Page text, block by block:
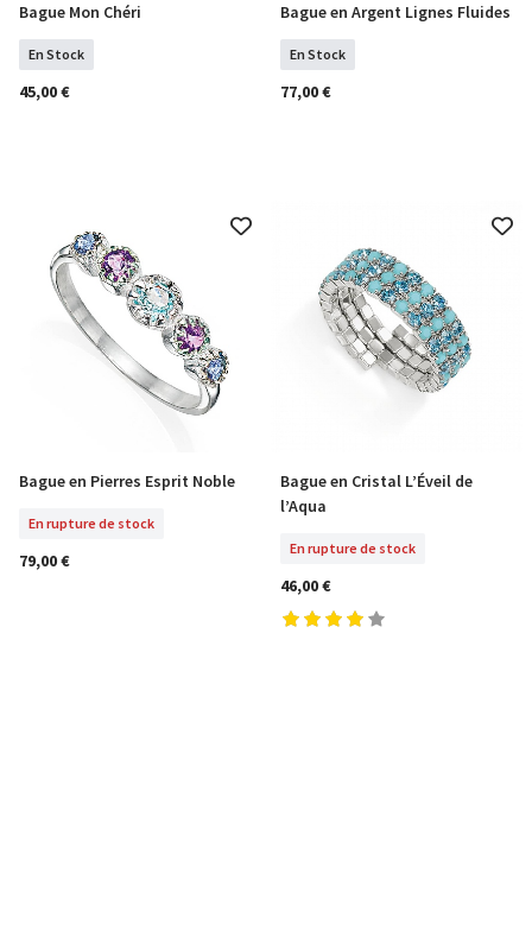
COMMANDER
Bague Mon Chéri
En Stock
45,00 €
COMMANDER
Bague en Argent Lignes Fluides
En Stock
77,00 €
Sélectionner Tailles
Bague en Pierres Esprit Noble
En rupture de stock
79,00 €
En Rupture De Stock
Bague en Cristal L’Éveil de
l’Aqua
En rupture de stock
46,00 €